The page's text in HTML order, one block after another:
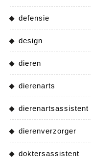
defensie
design
dieren
dierenarts
dierenartsassistent
dierenverzorger
doktersassistent